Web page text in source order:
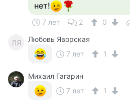
нет!
7 лет 2 0
ЛЯ
Любовь Яворская
7 лет
1
Михаил Гагарин
7 лет
1